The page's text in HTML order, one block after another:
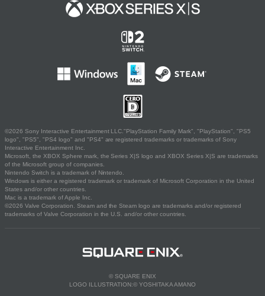
©2026 Sony Interactive Entertainment LLC."PlayStation Family Mark", "PlayStation", "PS5
logo", "PS5", "PS4 logo" and "PS4" are registered trademarks or trademarks of Sony
Interactive Entertainment Inc.
Microsoft, the XBOX Sphere mark, the Series X|S logo and XBOX Series X|S are trademarks
of the Microsoft group of companies.
Nintendo Switch is a trademark of Nintendo.
Windows is either a registered trademark or trademark of Microsoft Corporation in the United
States and/or other countries.
Mac is a trademark of Apple Inc.
©2026 Valve Corporation. Steam and the Steam logo are trademarks and/or registered
trademarks of Valve Corporation in the U.S. and/or other countries.
© SQUARE ENIX
LOGO ILLUSTRATION:© YOSHITAKA AMANO